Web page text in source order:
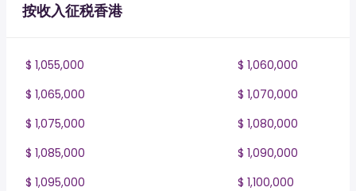
按收入征税香港
$ 1,055,000
$ 1,060,000
$ 1,065,000
$ 1,070,000
$ 1,075,000
$ 1,080,000
$ 1,085,000
$ 1,090,000
$ 1,095,000
$ 1,100,000